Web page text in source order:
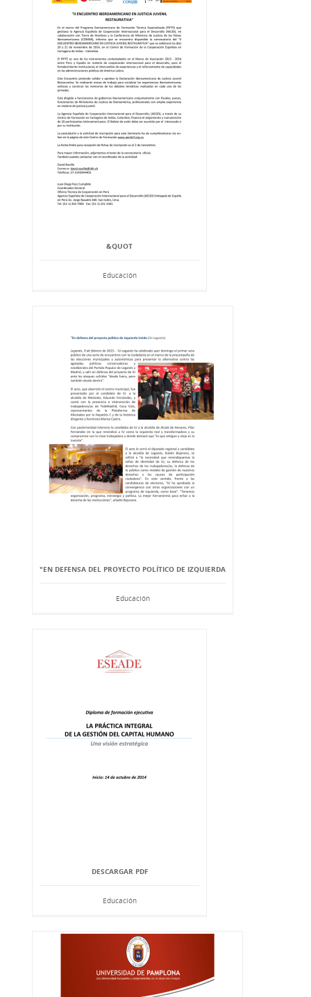
&QUOT
Educación
"EN DEFENSA DEL PROYECTO POLÍTICO DE IZQUIERDA
Educación
DESCARGAR PDF
Educación